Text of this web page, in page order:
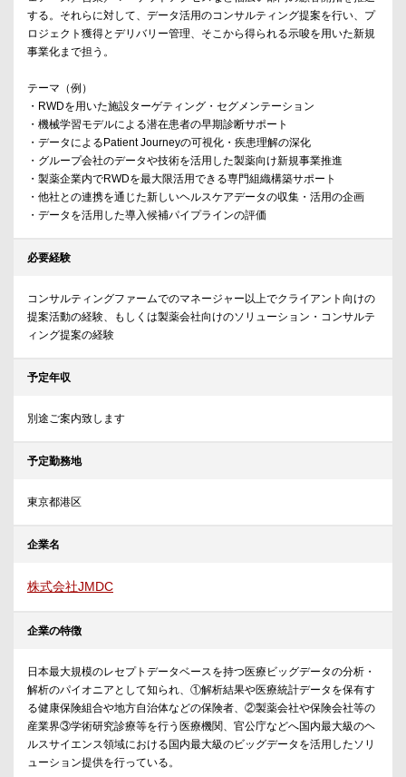
する。それらに対して、データ活用のコンサルティング提案を行い、プ
ロジェクト獲得とデリバリー管理、そこから得られる示唆を用いた新規
事業化まで担う。
テーマ（例）
・RWDを用いた施設ターゲティング・セグメンテーション
・機械学習モデルによる潜在患者の早期診断サポート
・データによるPatient Journeyの可視化・疾患理解の深化
・グループ会社のデータや技術を活用した製薬向け新規事業推進
・製薬企業内でRWDを最大限活用できる専門組織構築サポート
・他社との連携を通じた新しいヘルスケアデータの収集・活用の企画
・データを活用した導入候補パイプラインの評価
必要経験
コンサルティングファームでのマネージャー以上でクライアント向けの
提案活動の経験、もしくは製薬会社向けのソリューション・コンサルテ
ィング提案の経験
予定年収
別途ご案内致します
予定勤務地
東京都港区
企業名
株式会社JMDC
企業の特徴
日本最大規模のレセプトデータベースを持つ医療ビッグデータの分析・
解析のパイオニアとして知られ、①解析結果や医療統計データを保有す
る健康保険組合や地方自治体などの保険者、②製薬会社や保険会社等の
産業界③学術研究診療等を行う医療機関、官公庁などへ国内最大級のヘ
ルスサイエンス領域における国内最大級のビッグデータを活用したソリ
ューション提供を行っている。